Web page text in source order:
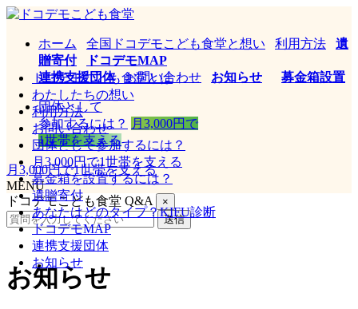
ホーム 全国ドコデモこども食堂と想い 利用方法
遺
贈寄付
ドコデモMAP
連携支援団体
お問い合わせ お知らせ 募金箱設置
団体として
参加するには？
月3,000円で
1世帯を支える
月3,000円で1世帯を支える
MENU
ドコデモこども食堂とは
わたしたちの想い
利用方法
お問い合わせ
団体として参加するには？
月3,000円で1世帯を支える
募金箱を設置するには？
遺贈寄付
あなたはどのタイプ？KIFU診断
ドコデモMAP
連携支援団体
お知らせ
ドコデモこども食堂 Q&A
×
送信
お知らせ